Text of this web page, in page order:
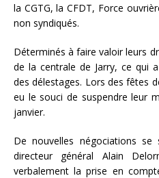
la CGTG, la CFDT, Force
non syndiqués.
Déterminés à faire valoir leurs
de la centrale de Jarry, ce qui
des délestages. Lors des fêtes
eu le souci de suspendre leur
janvier.
De nouvelles négociations
directeur général Alain
verbalement la prise en